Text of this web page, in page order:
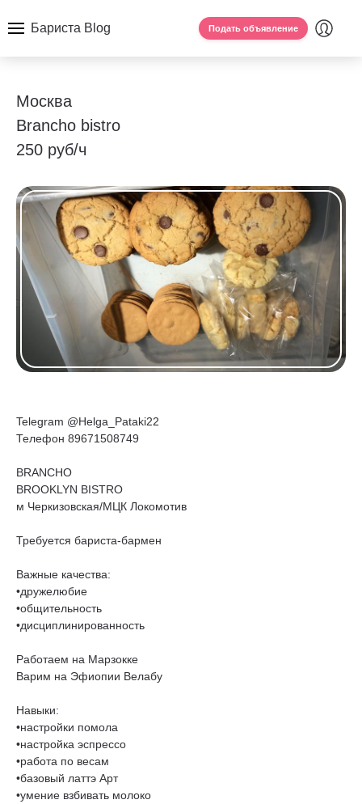
Бариста Blog Подать объявление
Москва
Brancho bistro
250 руб/ч
Telegram @Helga_Pataki22
Телефон 89671508749
BRANCHO
BROOKLYN BISTRO
м Черкизовская/МЦК Локомотив
Требуется бариста-бармен
Важные качества:
•дружелюбие
•общительность
•дисциплинированность
Работаем на Марзокке
Варим на Эфиопии Велабу
Навыки:
•настройки помола
•настройка эспрессо
•работа по весам
•базовый латтэ Арт
•умение взбивать молоко